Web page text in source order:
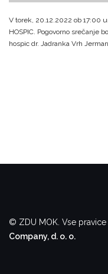
V torek, 20.12.2022 ob 17:00
HOSPIC. Pogovorno srečanje
hospic dr. Jadranka Vrh
© ZDU MOK. Vse pravice
Company, d. o. o.